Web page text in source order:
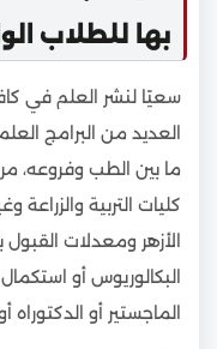
بها للطلاب
سعيًا لنشر العلم في
العديد من البرامج
ما بين الطب وفروعه،
كليات التربية
الأزهر ومعدلات
البكالوريوس أو
الماجستير أو الدكتوراه